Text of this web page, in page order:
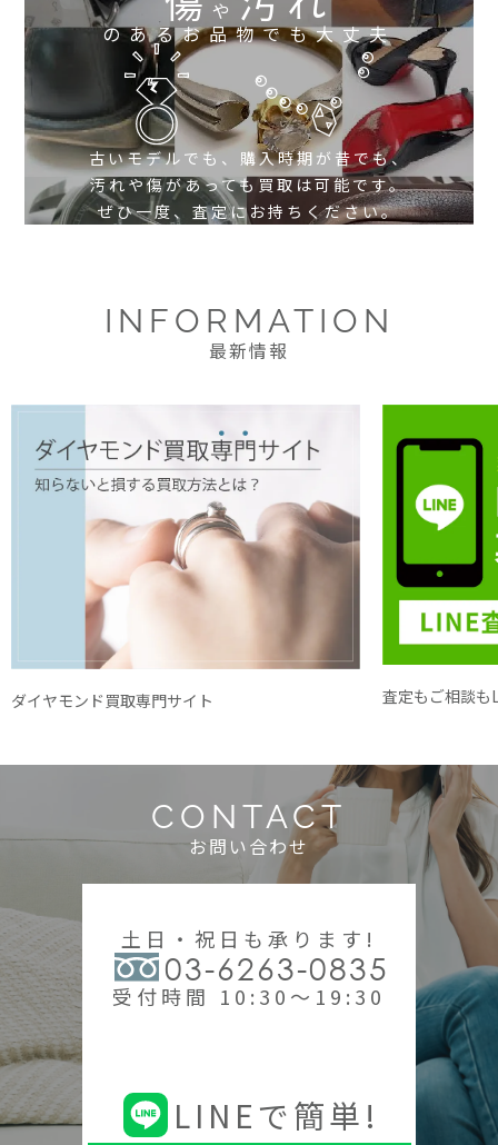
や
のあるお品物でも大丈夫
古いモデルでも、購入時期が昔でも、
汚れや傷があっても買取は可能です。
ぜひ一度、査定にお持ちください。
INFORMATION
最新情報
ダイヤモンド買取専門サイト 査定もご相談も
CONTACT
お問い合わせ
土日・祝日も承ります!
03-6263-0835
受付時間 10:30～19:30
LINEで簡単!